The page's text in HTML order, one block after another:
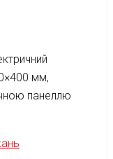
мм,
панеллю